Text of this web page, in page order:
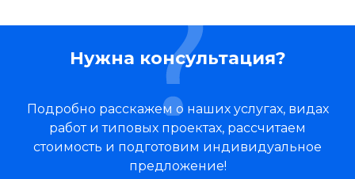
Нужна консультация?
Подробно расскажем о наших услугах, видах
работ и типовых проектах, рассчитаем
стоимость и подготовим индивидуальное
предложение!